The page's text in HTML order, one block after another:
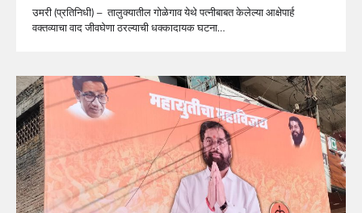
उमरी (प्रतिनिधी) – तालुक्यातील गोळेगाव येथे पत्नीबाबत केलेल्या आक्षेपार्ह
वक्तव्याचा वाद जीवघेणा ठरल्याची धक्कादायक घटना…